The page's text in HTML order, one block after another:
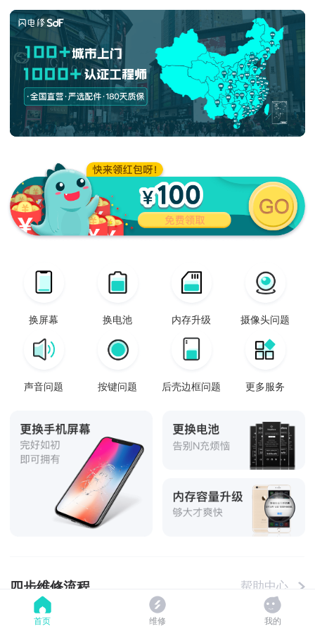
换屏幕 换电池 内存升级 摄像头问题
声音问题 按键问题 后壳边框问题 更多服务
四步维修流程 帮助中心
首页 维修 我的